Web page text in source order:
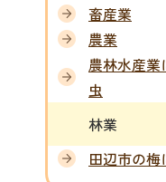
畜産業
農業
農林水産業
虫
林業
田辺市の梅